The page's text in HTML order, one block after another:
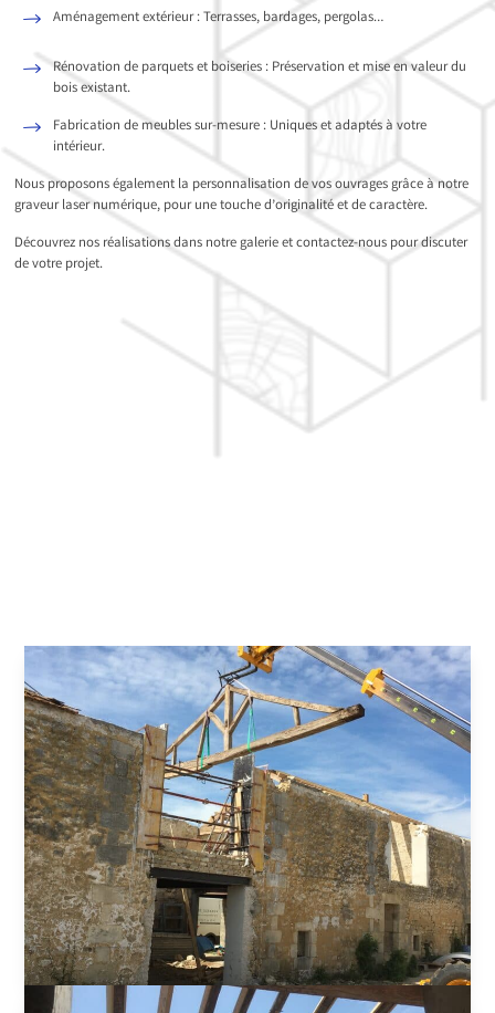
Aménagement extérieur : Terrasses, bardages, pergolas…
Rénovation de parquets et boiseries : Préservation et mise en valeur du
bois existant.
Fabrication de meubles sur-mesure : Uniques et adaptés à votre
intérieur.
Nous proposons également la personnalisation de vos ouvrages grâce à notre
graveur laser numérique, pour une touche d’originalité et de caractère.
Découvrez nos réalisations dans notre galerie et contactez-nous pour discuter
de votre projet.